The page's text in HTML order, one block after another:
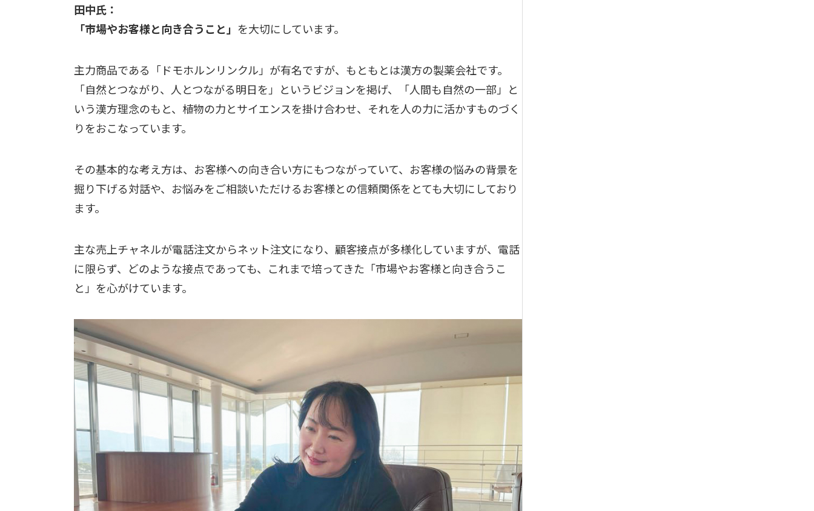
田中氏：
「市場やお客様と向き合うこと」 を大切にしています。
主力商品である「ドモホルンリンクル」が有名ですが、もともとは漢方の製薬会社です。
「自然とつながり、人とつながる明日を」というビジョンを掲げ、「人間も自然の一部」と
いう漢方理念のもと、植物の力とサイエンスを掛け合わせ、それを人の力に活かすものづく
りをおこなっています。
その基本的な考え方は、お客様への向き合い方にもつながっていて、お客様の悩みの背景を
掘り下げる対話や、お悩みをご相談いただけるお客様との信頼関係をとても大切にしており
ます。
主な売上チャネルが電話注文からネット注文になり、顧客接点が多様化していますが、電話
に限らず、どのような接点であっても、これまで培ってきた「市場やお客様と向き合うこ
と」を心がけています。